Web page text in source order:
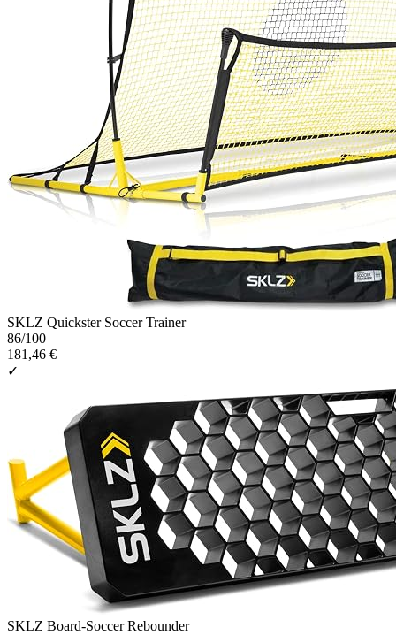
SKLZ Quickster Soccer Trainer
86/100
181,46 €
✓
SKLZ Board-Soccer Rebounder